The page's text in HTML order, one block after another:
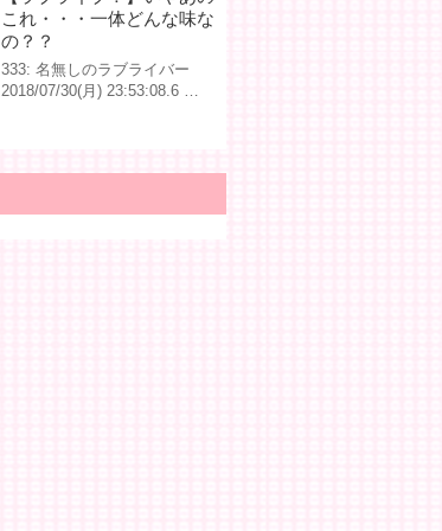
これ・・・一体どんな味な
の？？
333: 名無しのラブライバー
2018/07/30(月) 23:53:08.6 …